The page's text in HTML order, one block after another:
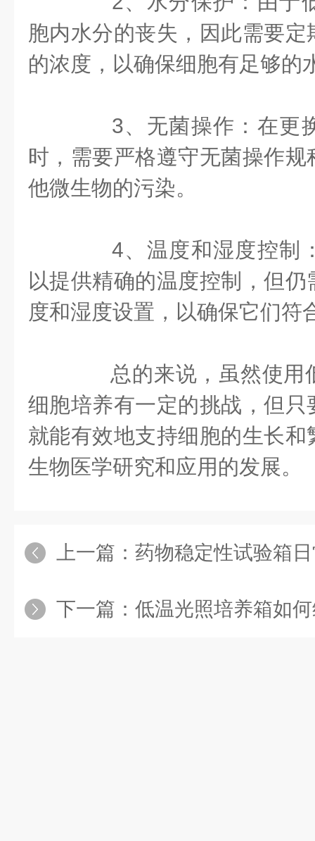
胞内水分的丧失，因此需要
的浓度，以确保细胞有足够的
3、无菌操作：在更
时，需要严格遵守无菌操作
他微生物的污染。
4、温度和湿度控制
以提供精确的温度控制，但
度和湿度设置，以确保它们符
总的来说，虽然使用
细胞培养有一定的挑战，但
就能有效地支持细胞的生长
生物医学研究和应用的发展。
上一篇： 药物稳定性试验箱
下一篇： 低温光照培养箱如